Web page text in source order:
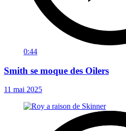
0:44
Smith se moque des Oilers
11 mai 2025